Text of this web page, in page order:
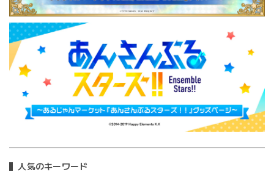
人気のキーワード